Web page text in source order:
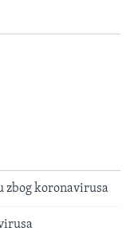
zbog koronavirusa